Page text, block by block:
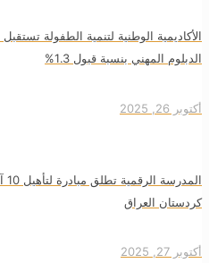
الأكاديمية الوطنية لتنمية الطفولة
الدبلوم المهني بنسبة قبول 1.3%
أكتوبر 26, 2025
كردستان العراق
أكتوبر 27, 2025